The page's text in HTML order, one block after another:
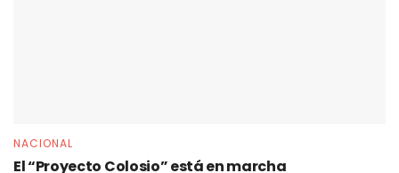
NACIONAL
El “Proyecto Colosio” está en marcha